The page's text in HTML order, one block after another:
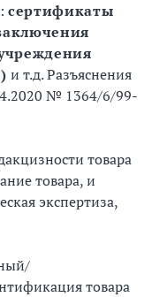
сертификаты
и т.д. Разъяснения
№ 1364/6/99-
товара
товара, и
экспертиза,
товара